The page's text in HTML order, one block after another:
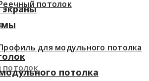
потолок
потолок
для модульного потолка
экраны
потолка